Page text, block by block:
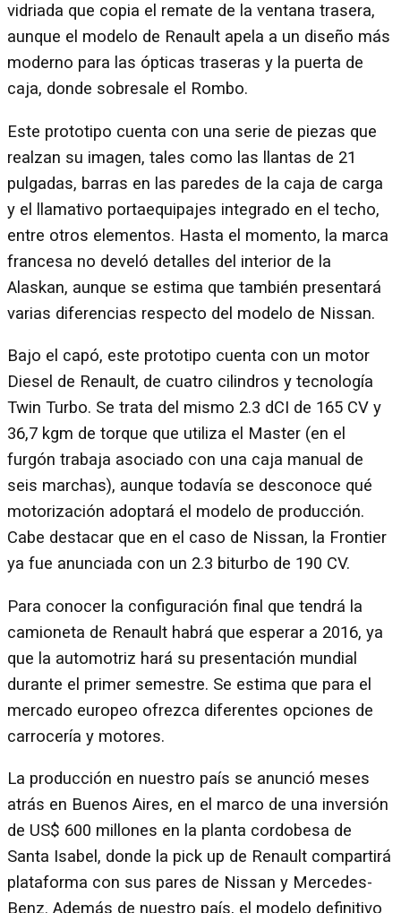
vidriada que copia el remate de la ventana trasera,
aunque el modelo de Renault apela a un diseño más
moderno para las ópticas traseras y la puerta de
caja, donde sobresale el Rombo.
Este prototipo cuenta con una serie de piezas que
realzan su imagen, tales como las llantas de 21
pulgadas, barras en las paredes de la caja de carga
y el llamativo portaequipajes integrado en el techo,
entre otros elementos. Hasta el momento, la marca
francesa no develó detalles del interior de la
Alaskan, aunque se estima que también presentará
varias diferencias respecto del modelo de Nissan.
Bajo el capó, este prototipo cuenta con un motor
Diesel de Renault, de cuatro cilindros y tecnología
Twin Turbo. Se trata del mismo 2.3 dCI de 165 CV y
36,7 kgm de torque que utiliza el Master (en el
furgón trabaja asociado con una caja manual de
seis marchas), aunque todavía se desconoce qué
motorización adoptará el modelo de producción.
Cabe destacar que en el caso de Nissan, la Frontier
ya fue anunciada con un 2.3 biturbo de 190 CV.
Para conocer la configuración final que tendrá la
camioneta de Renault habrá que esperar a 2016, ya
que la automotriz hará su presentación mundial
durante el primer semestre. Se estima que para el
mercado europeo ofrezca diferentes opciones de
carrocería y motores.
La producción en nuestro país se anunció meses
atrás en Buenos Aires, en el marco de una inversión
de US$ 600 millones en la planta cordobesa de
Santa Isabel, donde la pick up de Renault compartirá
plataforma con sus pares de Nissan y Mercedes-
Benz. Además de nuestro país, el modelo definitivo